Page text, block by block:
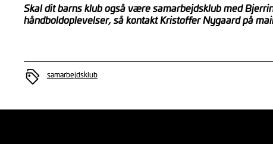
Skal dit barns klub også være samarbejdsklub med
håndboldoplevelser, så kontakt Kristoffer Nygaard på
samarbejdsklub